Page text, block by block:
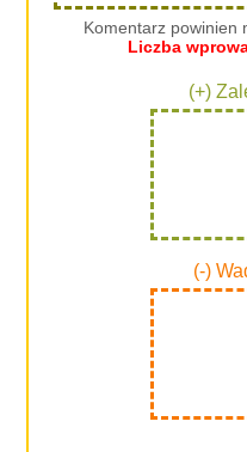
Komentarz powinien
Liczba
(+)
(-)